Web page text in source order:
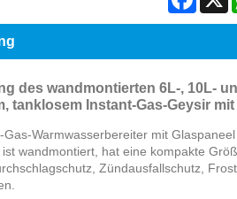
des wandmontierten 6L-, 10L-
tanklosem Instant-Gas-Geysir
Warmwasserbereiter mit
wandmontiert, hat eine kompakte
Zündausfallschutz,